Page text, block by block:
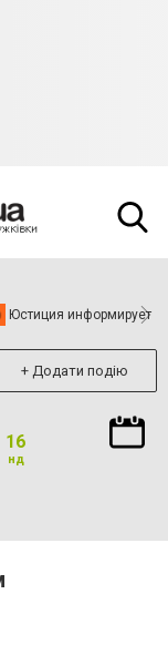
Юстиция информирует
+ Додати подію
16
нд